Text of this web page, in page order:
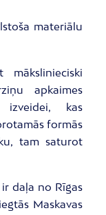
materiālu
apkaimes
kas
formās
tam saturot
daļa no Rīgas
Maskavas